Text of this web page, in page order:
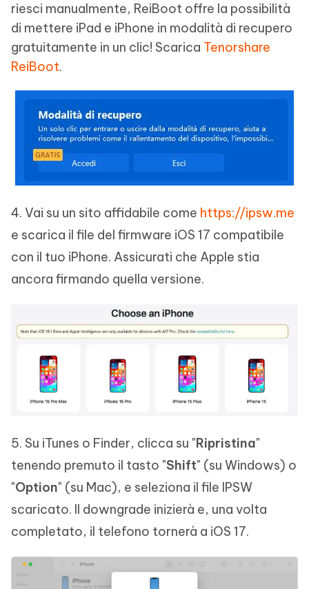
riesci manualmente, ReiBoot offre la possibilità
di mettere iPad e iPhone in modalità di recupero
gratuitamente in un clic! Scarica Tenorshare
ReiBoot.
4. Vai su un sito affidabile come https://ipsw.me
e scarica il file del firmware iOS 17 compatibile
con il tuo iPhone. Assicurati che Apple stia
ancora firmando quella versione.
5. Su iTunes o Finder, clicca su "Ripristina"
tenendo premuto il tasto "Shift" (su Windows) o
"Option" (su Mac), e seleziona il file IPSW
scaricato. Il downgrade inizierà e, una volta
completato, il telefono tornerà a iOS 17.